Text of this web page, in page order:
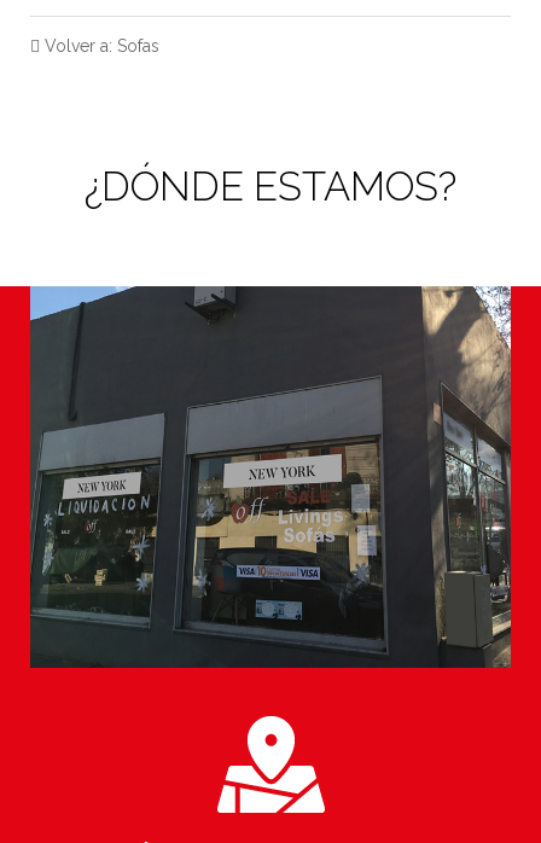
Volver a: Sofas
¿DÓNDE ESTAMOS?